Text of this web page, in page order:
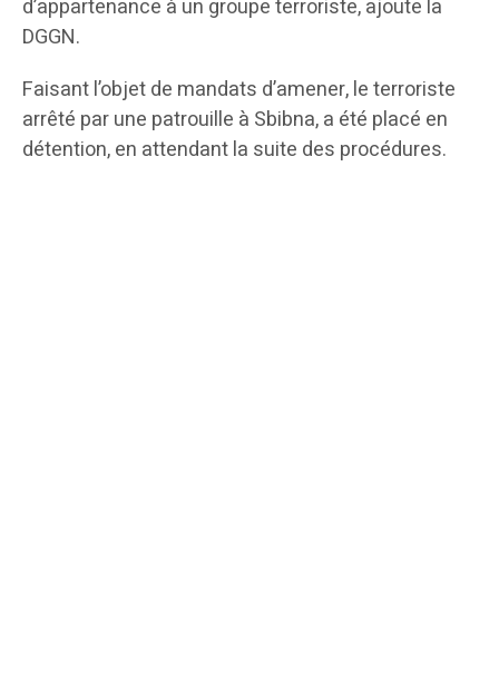
d’appartenance à un groupe terroriste, ajoute la
DGGN.
Faisant l’objet de mandats d’amener, le terroriste
arrêté par une patrouille à Sbibna, a été placé en
détention, en attendant la suite des procédures.